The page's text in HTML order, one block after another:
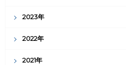
2023年
2022年
2021年